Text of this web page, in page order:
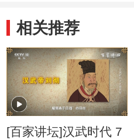
相关推荐
[百家讲坛]汉武时代 7